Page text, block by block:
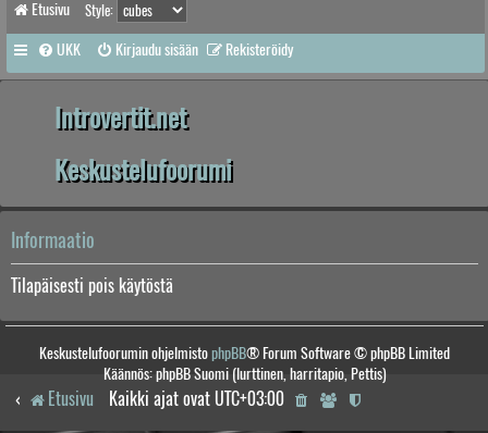
Etusivu Style:
UKK Kirjaudu sisään Rekisteröidy
Introvertit.net
Keskustelufoorumi
Informaatio
Tilapäisesti pois käytöstä
Keskustelufoorumin ohjelmistophpBB® Forum Software © phpBB Limited
Käännös: phpBB Suomi (lurttinen, harritapio, Pettis)
Etusivu Kaikki ajat ovat UTC+03:00